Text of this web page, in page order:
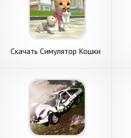
Скачать Симулятор Кошки